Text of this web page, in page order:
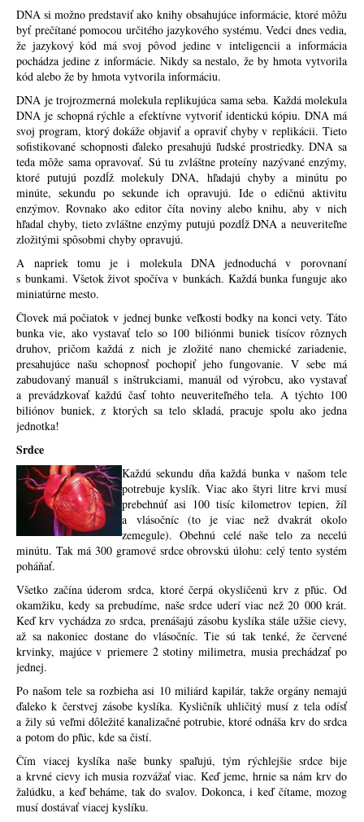
DNA si možno predstaviť ako knihy obsahujúce informácie, ktoré môžu
byť prečítané pomocou určitého jazykového systému. Vedci dnes vedia,
že jazykový kód má svoj pôvod jedine v inteligencii a informácia
pochádza jedine z informácie. Nikdy sa nestalo, že by hmota vytvorila
kód alebo že by hmota vytvorila informáciu.
DNA je trojrozmerná molekula replikujúca sama seba. Každá molekula
DNA je schopná rýchle a efektívne vytvoriť identickú kópiu. DNA má
svoj program, ktorý dokáže objaviť a opraviť chyby v replikácii. Tieto
sofistikované schopnosti ďaleko presahujú ľudské prostriedky. DNA sa
teda môže sama opravovať. Sú tu zvláštne proteíny nazývané enzýmy,
ktoré putujú pozdĺž molekuly DNA, hľadajú chyby a minútu po
minúte, sekundu po sekunde ich opravujú. Ide o edičnú aktivitu
enzýmov. Rovnako ako editor číta noviny alebo knihu, aby v nich
hľadal chyby, tieto zvláštne enzýmy putujú pozdĺž DNA a neuveriteľne
zložitými spôsobmi chyby opravujú.
A napriek tomu je i molekula DNA jednoduchá v porovnaní
s bunkami. Všetok život spočíva v bunkách. Každá bunka funguje ako
miniatúrne mesto.
Človek má počiatok v jednej bunke veľkosti bodky na konci vety. Táto
bunka vie, ako vystavať telo so 100 biliónmi buniek tisícov rôznych
druhov, pričom každá z nich je zložité nano chemické zariadenie,
presahujúce našu schopnosť pochopiť jeho fungovanie. V sebe má
zabudovaný manuál s inštrukciami, manuál od výrobcu, ako vystavať
a prevádzkovať každú časť tohto neuveriteľného tela. A týchto 100
biliónov buniek, z ktorých sa telo skladá, pracuje spolu ako jedna
jednotka!
Srdce
Každú sekundu dňa každá bunka v našom tele
potrebuje kyslík. Viac ako štyri litre krvi musí
prebehnúť asi 100 tisíc kilometrov tepien, žíl
a vlásočníc (to je viac než dvakrát okolo
zemegule). Obehnú celé naše telo za necelú
minútu. Tak má 300 gramové srdce obrovskú úlohu: celý tento systém
poháňať.
Všetko začína úderom srdca, ktoré čerpá okysličenú krv z pľúc. Od
okamžiku, kedy sa prebudíme, naše srdce uderí viac než 20 000 krát.
Keď krv vychádza zo srdca, prenášajú zásobu kyslíka stále užšie cievy,
až sa nakoniec dostane do vlásočníc. Tie sú tak tenké, že červené
krvinky, majúce v priemere 2 stotiny milimetra, musia prechádzať po
jednej.
Po našom tele sa rozbieha asi 10 miliárd kapilár, takže orgány nemajú
ďaleko k čerstvej zásobe kyslíka. Kysličník uhličitý musí z tela odísť
a žily sú veľmi dôležité kanalizačné potrubie, ktoré odnáša krv do srdca
a potom do pľúc, kde sa čistí.
Čím viacej kyslíka naše bunky spaľujú, tým rýchlejšie srdce bije
a krvné cievy ich musia rozvážať viac. Keď jeme, hrnie sa nám krv do
žalúdku, a keď beháme, tak do svalov. Dokonca, i keď čítame, mozog
musí dostávať viacej kyslíku.